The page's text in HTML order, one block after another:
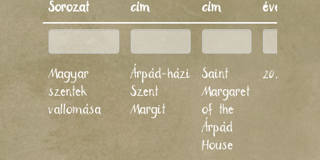
Sorozat
cím
cím
éve
Magyar
szentek
vallomása
Árpád-házi
Szent
Margit
Saint
Margaret
of the
Árpád
House
2022